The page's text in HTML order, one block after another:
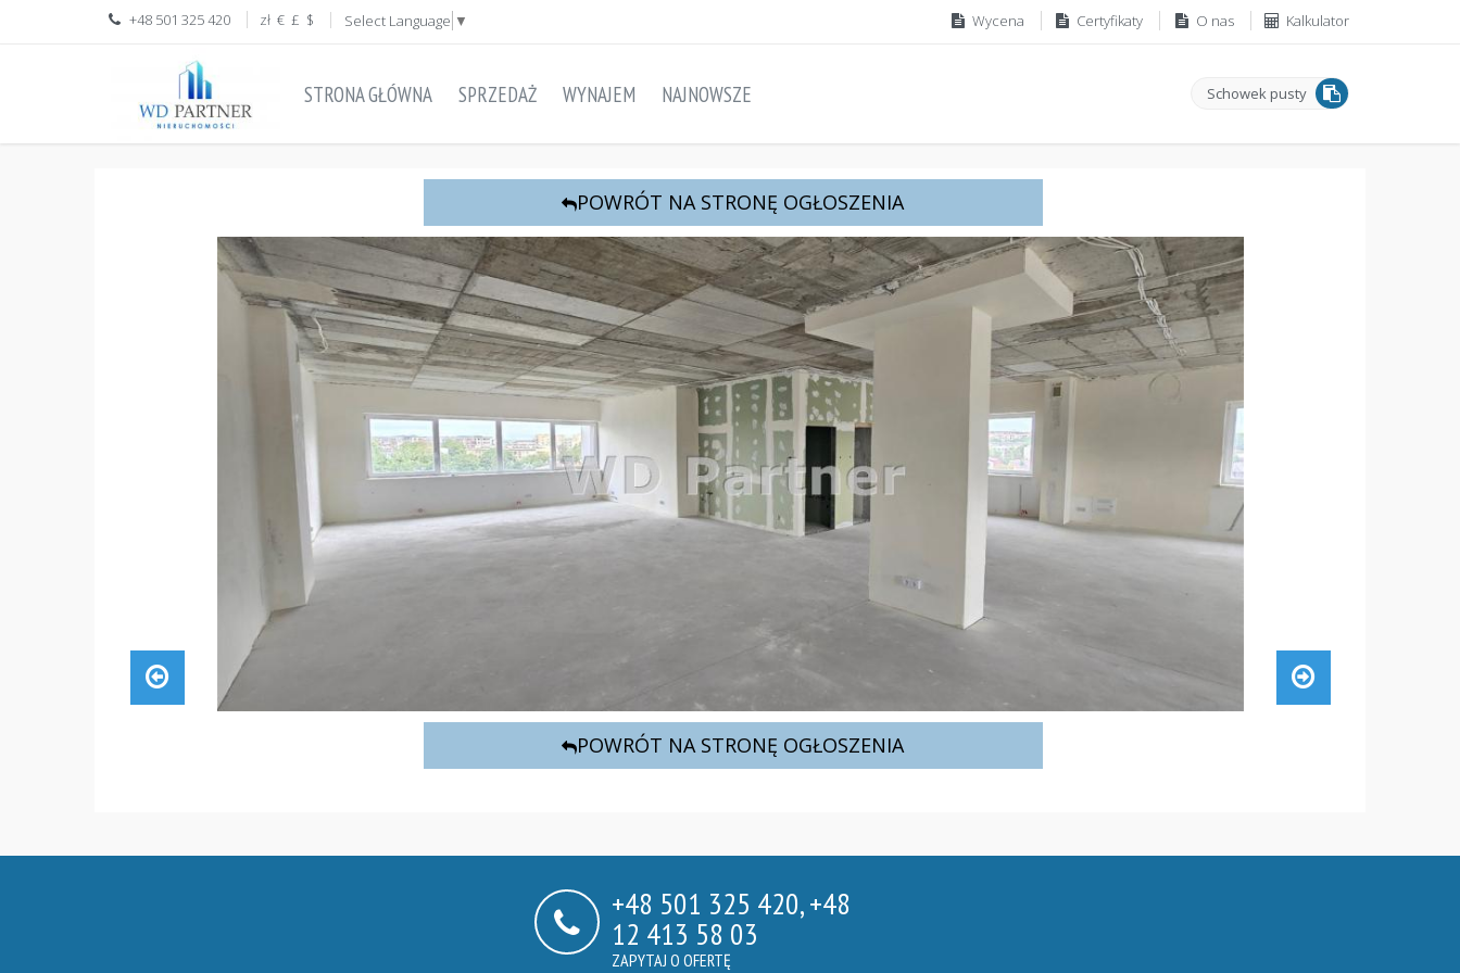
+48 501 325 420 zł € £ $ Select Language ▼ Wycena Certyfikaty O nas Kalkulator
Schowek pusty
STRONA GŁÓWNA SPRZEDAŻ WYNAJEM NAJNOWSZE
POWRÓT NA STRONĘ OGŁOSZENIA
POWRÓT NA STRONĘ OGŁOSZENIA
+48 501 325 420, +48
12 413 58 03
ZAPYTAJ O OFERTĘ